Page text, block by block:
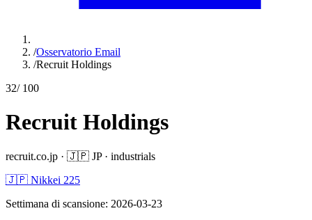
/Osservatorio Email
/Recruit Holdings
32/ 100
Recruit Holdings
recruit.co.jp · 🇯🇵 JP· industrials
🇯🇵 Nikkei 225
Settimana di scansione: 2026-03-23